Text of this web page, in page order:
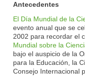
Antecedentes
El Día Mundial de la
evento anual que se
2002 para recordar el
Mundial sobre la
bajo el auspicio de la
para la Educación, la
Consejo Internacional